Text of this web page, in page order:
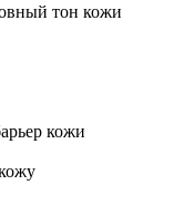
тон кожи
кожи